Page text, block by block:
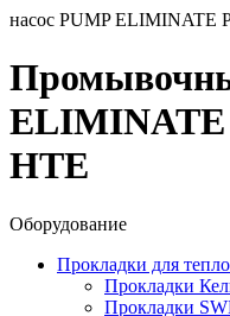
насос PUMP ELIMINATE
HTE
Оборудование
Прокладки для
Прокладки
Прокладки